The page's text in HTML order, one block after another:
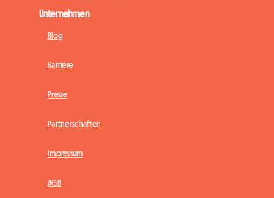
Unternehmen
Blog
Karriere
Presse
Partnerschaften
Impressum
AGB